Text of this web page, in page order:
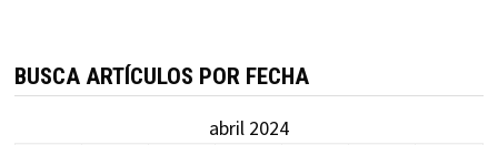
BUSCA ARTÍCULOS POR FECHA
abril 2024